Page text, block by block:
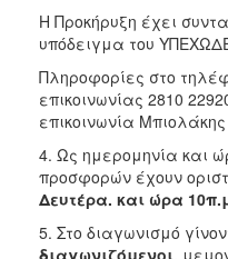
Η Προκήρυξη έχει
υπόδειγμα του
Πληροφορίες στο
επικοινωνίας 2810
επικοινωνία
4. Ως ημερομηνία και
προσφορών έχουν
Δευτέρα. και ώρα
5. Στο διαγωνισμό
διαγωνιζόμενοι,